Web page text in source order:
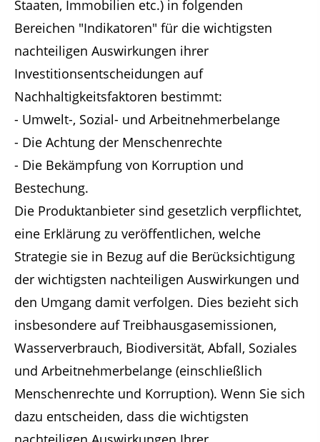
Staaten, Immobilien etc.) in folgenden
Bereichen "Indikatoren" für die wichtigsten
nachteiligen Auswirkungen ihrer
Investitionsentscheidungen auf
Nachhaltigkeitsfaktoren bestimmt:
- Umwelt-, Sozial- und Arbeitnehmerbelange
- Die Achtung der Menschenrechte
- Die Bekämpfung von Korruption und
Bestechung.
Die Produktanbieter sind gesetzlich verpflichtet,
eine Erklärung zu veröffentlichen, welche
Strategie sie in Bezug auf die Berücksichtigung
der wichtigsten nachteiligen Auswirkungen und
den Umgang damit verfolgen. Dies bezieht sich
insbesondere auf Treibhausgasemissionen,
Wasserverbrauch, Biodiversität, Abfall, Soziales
und Arbeitnehmerbelange (einschließlich
Menschenrechte und Korruption). Wenn Sie sich
dazu entscheiden, dass die wichtigsten